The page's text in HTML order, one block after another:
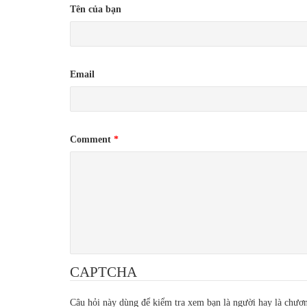
Tên của bạn
Email
Comment *
CAPTCHA
Câu hỏi này dùng để kiểm tra xem bạn là người hay là